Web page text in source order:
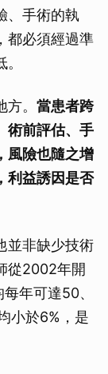
、手術的執
都必須經過準
。 當患者跨
術前評估、手
風險也隨之增
利益誘因是否
並非缺少技術
從2002年開
年可達50、
小於6%，是